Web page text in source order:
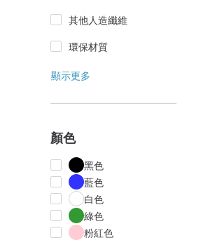
其他人造纖維
環保材質
顯示更多
顏色
黑色
藍色
白色
綠色
粉紅色